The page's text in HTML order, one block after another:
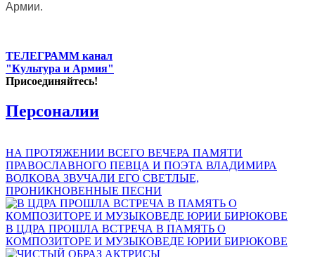
Армии.
ТЕЛЕГРАММ канал
"Культура и Армия"
Присоединяйтесь!
Персоналии
НА ПРОТЯЖЕНИИ ВСЕГО ВЕЧЕРА ПАМЯТИ
ПРАВОСЛАВНОГО ПЕВЦА И ПОЭТА ВЛАДИМИРА
ВОЛКОВА ЗВУЧАЛИ ЕГО СВЕТЛЫЕ,
ПРОНИКНОВЕННЫЕ ПЕСНИ
В ЦДРА ПРОШЛА ВСТРЕЧА В ПАМЯТЬ О
КОМПОЗИТОРЕ И МУЗЫКОВЕДЕ ЮРИИ БИРЮКОВЕ